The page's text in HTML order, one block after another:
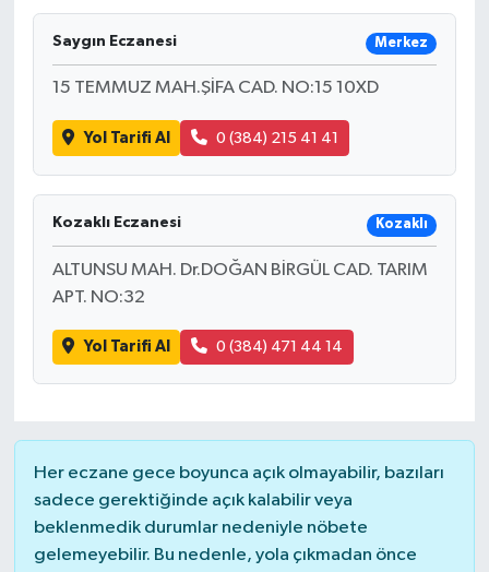
Saygın Eczanesi Merkez
15 TEMMUZ MAH.ŞİFA CAD. NO:15 10XD
Yol Tarifi Al 0 (384) 215 41 41
Kozaklı Eczanesi Kozaklı
ALTUNSU MAH. Dr.DOĞAN BİRGÜL CAD. TARIM
APT. NO:32
Yol Tarifi Al 0 (384) 471 44 14
Her eczane gece boyunca açık olmayabilir, bazıları
sadece gerektiğinde açık kalabilir veya
beklenmedik durumlar nedeniyle nöbete
gelemeyebilir. Bu nedenle, yola çıkmadan önce